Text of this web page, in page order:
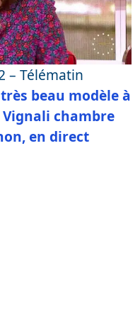
– Télématin
très beau modèle à
chambre
en direct